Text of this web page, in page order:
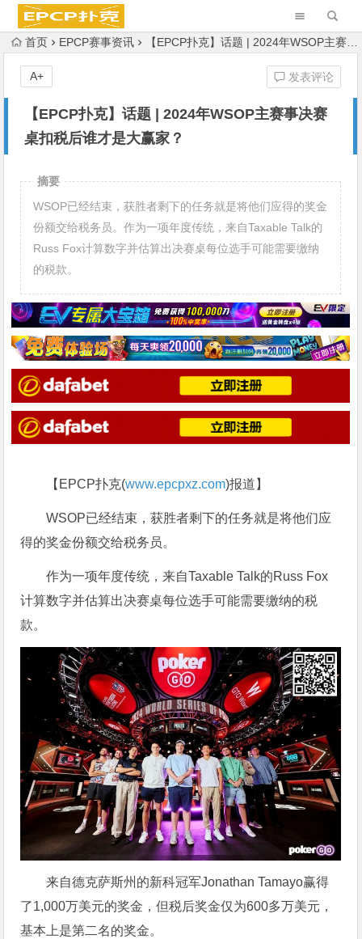
首页 EPCP赛事资讯 【EPCP扑克】话题 | 2024年WSOP主赛事决赛桌扣税后谁才是大赢家？
【EPCP扑克】话题 | 2024年WSOP主赛事决赛
桌扣税后谁才是大赢家？
发表评论
A+
摘要
WSOP已经结束，获胜者剩下的任务就是将他们应得的奖金
份额交给税务员。作为一项年度传统，来自Taxable Talk的
Russ Fox计算数字并估算出决赛桌每位选手可能需要缴纳
的税款。
【EPCP扑克(www.epcpxz.com)报道】
WSOP已经结束，获胜者剩下的任务就是将他们应
得的奖金份额交给税务员。
作为一项年度传统，来自Taxable Talk的Russ Fox
计算数字并估算出决赛桌每位选手可能需要缴纳的税
款。
来自德克萨斯州的新科冠军Jonathan Tamayo赢得
了1,000万美元的奖金，但税后奖金仅为600多万美元，
基本上是第二名的奖金。